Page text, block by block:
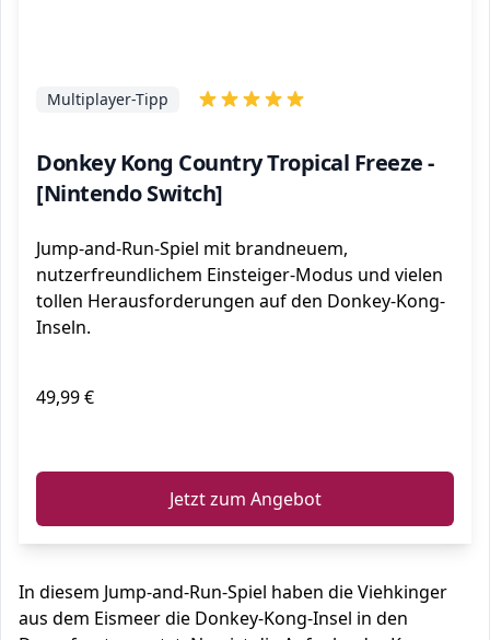
Donkey Kong Country Tropical Freeze -
[Nintendo Switch]
Multiplayer-Tipp
Jump-and-Run-Spiel mit brandneuem,
nutzerfreundlichem Einsteiger-Modus und vielen
tollen Herausforderungen auf den Donkey-Kong-
Inseln.
49,99 €
Jetzt zum Angebot
In diesem Jump-and-Run-Spiel haben die Viehkinger
aus dem Eismeer die Donkey-Kong-Insel in den